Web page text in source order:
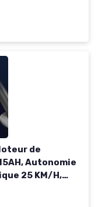
de
Autonomie
25 KM/H,
10.5Ah-30KM-